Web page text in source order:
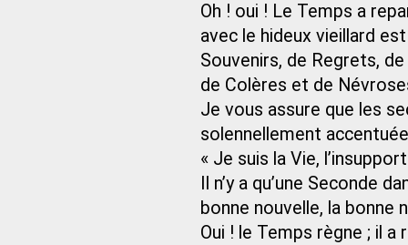
Oh ! oui ! Le Temps a
avec le hideux vieillard
Souvenirs, de Regrets,
de Colères et de
Je vous assure que les
solennellement
« Je suis la Vie,
Il n’y a qu’une Seconde
bonne nouvelle, la bonne
Oui ! le Temps règne ; il